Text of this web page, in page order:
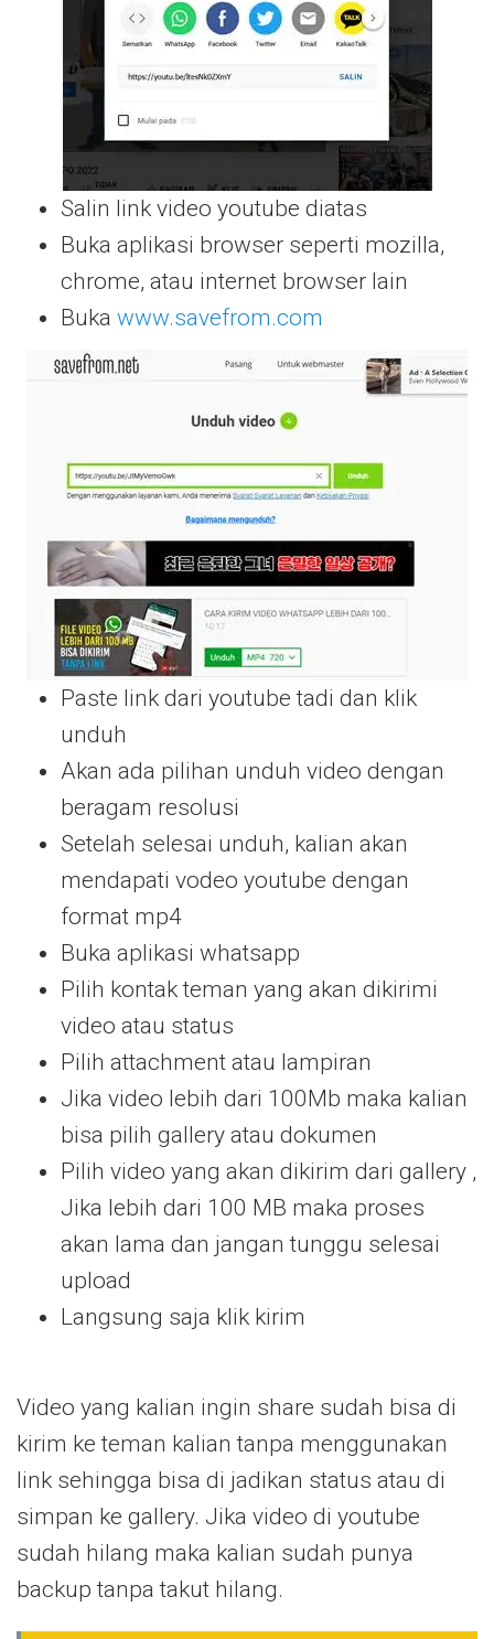
Salin link video youtube diatas
Buka aplikasi browser seperti mozilla,
chrome, atau internet browser lain
Buka www.savefrom.com
Paste link dari youtube tadi dan klik
unduh
Akan ada pilihan unduh video dengan
beragam resolusi
Setelah selesai unduh, kalian akan
mendapati vodeo youtube dengan
format mp4
Buka aplikasi whatsapp
Pilih kontak teman yang akan dikirimi
video atau status
Pilih attachment atau lampiran
Jika video lebih dari 100Mb maka kalian
bisa pilih gallery atau dokumen
Pilih video yang akan dikirim dari gallery ,
Jika lebih dari 100 MB maka proses
akan lama dan jangan tunggu selesai
upload
Langsung saja klik kirim
Video yang kalian ingin share sudah bisa di
kirim ke teman kalian tanpa menggunakan
link sehingga bisa di jadikan status atau di
simpan ke gallery. Jika video di youtube
sudah hilang maka kalian sudah punya
backup tanpa takut hilang.